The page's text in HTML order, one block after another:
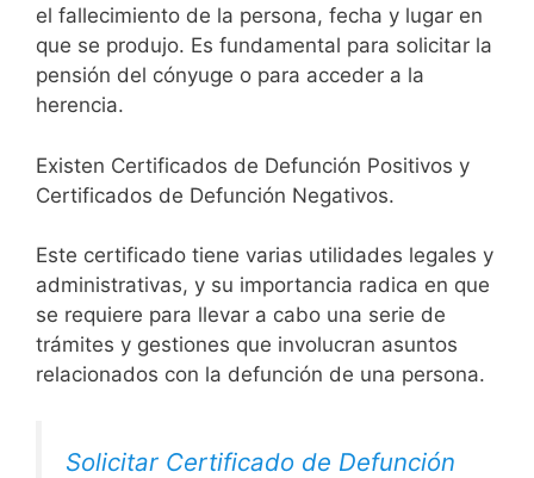
el fallecimiento de la persona, fecha y lugar en
que se produjo. Es fundamental para solicitar la
pensión del cónyuge o para acceder a la
herencia.
Existen Certificados de Defunción Positivos y
Certificados de Defunción Negativos.
Este certificado tiene varias utilidades legales y
administrativas, y su importancia radica en que
se requiere para llevar a cabo una serie de
trámites y gestiones que involucran asuntos
relacionados con la defunción de una persona.
Solicitar Certificado de Defunción